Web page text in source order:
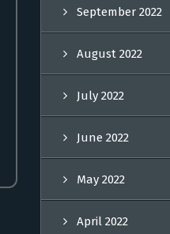
September 2022
August 2022
July 2022
June 2022
May 2022
April 2022